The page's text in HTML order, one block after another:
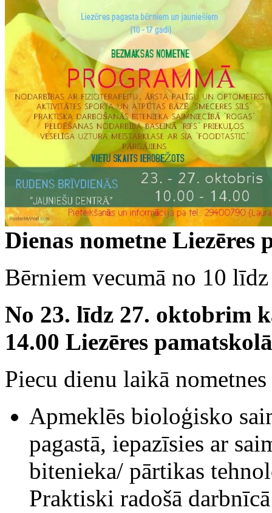
‌Dienas nometne Liezēres
Bērniem vecumā no 10
No 23. līdz 27. oktobrim
14.00 Liezēres pamatskolā
Piecu dienu laikā
Apmeklēs bioloģisko
pagastā, iepazīsies ar
bitenieka/ pārtikas
Praktiski radošā